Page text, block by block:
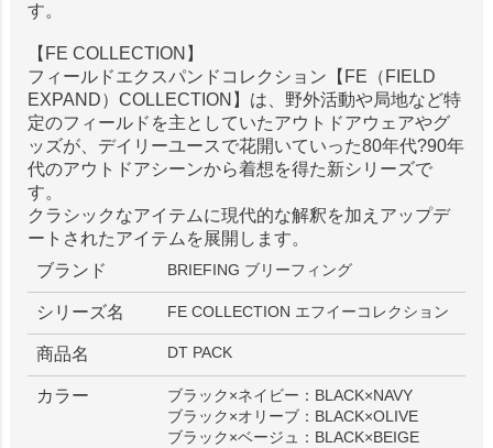
す。
【FE COLLECTION】
フィールドエクスパンドコレクション【FE（FIELD
EXPAND）COLLECTION】は、野外活動や局地など特
定のフィールドを主としていたアウトドアウェアやグ
ッズが、デイリーユースで花開いていった80年代?90年
代のアウトドアシーンから着想を得た新シリーズで
す。
クラシックなアイテムに現代的な解釈を加えアップデ
ートされたアイテムを展開します。
ブランド
BRIEFING ブリーフィング
シリーズ名 FE COLLECTION エフイーコレクション
商品名 DT PACK
カラー
ブラック×ネイビー：BLACK×NAVY
ブラック×オリーブ：BLACK×OLIVE
ブラック×ベージュ：BLACK×BEIGE